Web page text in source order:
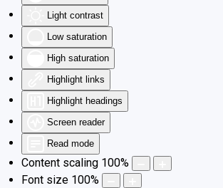
Light contrast
Low saturation
High saturation
Highlight links
Highlight headings
Screen reader
Read mode
Content scaling 100%
Font size 100%